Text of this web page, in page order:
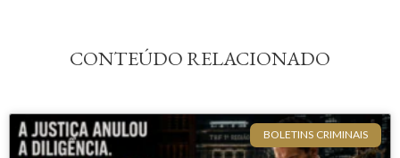
CONTEÚDO RELACIONADO
BOLETINS CRIMINAIS